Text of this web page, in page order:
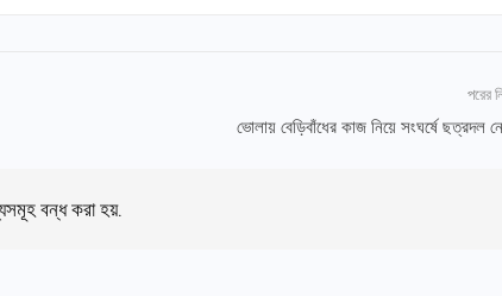
পরের
ভোলায় বেড়িবাঁধের কাজ নিয়ে সংঘর্ষে ছত্রদল
বন্ধ করা হয়.